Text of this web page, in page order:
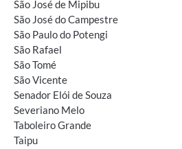
São José de Mipibu
São José do Campestre
São Paulo do Potengi
São Rafael
São Tomé
São Vicente
Senador Elói de Souza
Severiano Melo
Taboleiro Grande
Taipu